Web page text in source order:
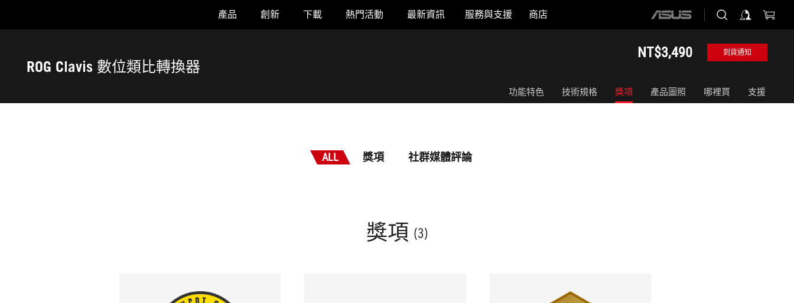
Accessibility links
產品 創新 下載 熱門活動 最新資訊 服務與支援 商店
ASUS
ROG Clavis 數位類比轉換器
NT$3,490 到貨通知
功能特色 技術規格 獎項 產品圖照 哪裡買 支援
ALL 獎項 社群媒體評論
獎項 (3)